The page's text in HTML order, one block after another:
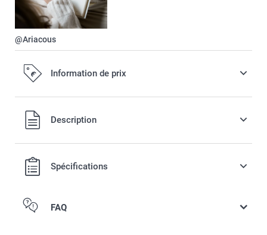
@Ariacous
Information de prix
Tous les prix sont en EURO (€), TVA incluse et hors frais de
port.
Description
Spécifications
FAQ